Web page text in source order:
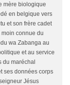
mère biologique
en belgique vers
et son frère cadet
connue du
wa Zabanga au
et au service
du maréchal
ses données corps
Jésus